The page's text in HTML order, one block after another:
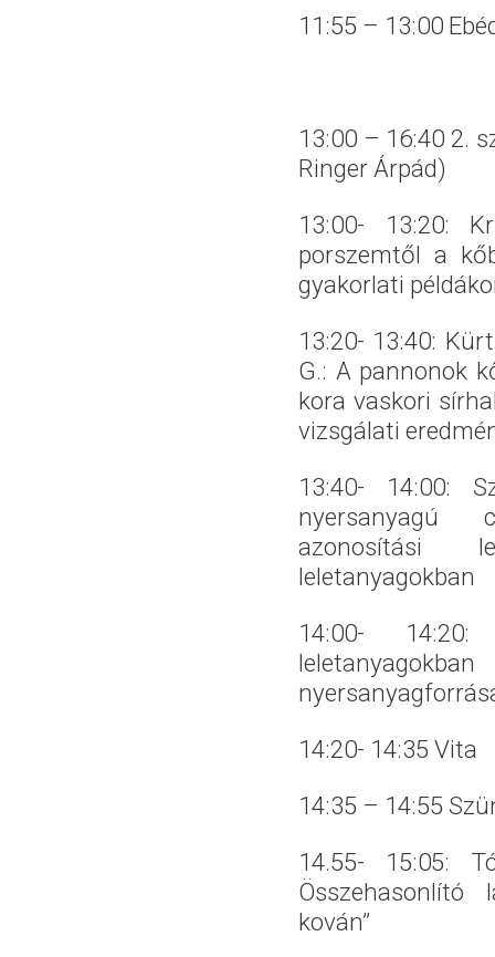
11:55 – 13:00
13:00 – 16:40 2.
Ringer Árpád)
13:00- 13:20:
porszemtől a
gyakorlati
13:20- 13:40:
G.: A pannonok
kora vaskori
vizsgálati
13:40- 14:00:
nyersanyagú
azonosítási
leletanyagokban
14:00-
14:20- 14:35 Vita
14:35 – 14:55
14.55- 15:05:
Összehasonlító
kován”